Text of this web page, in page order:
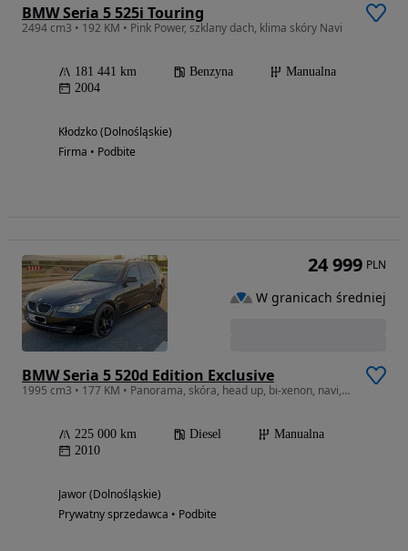
BMW Seria 5 525i Touring
2494 cm3 • 192 KM • Pink Power, szklany dach, klima skóry Navi
181 441 km Benzyna
Manualna
2004
Kłodzko (Dolnośląskie)
Firma • Podbite
BMW Seria 5 520d Edition Exclusive
1995 cm3 • 177 KM • Panorama, skóra, head up, bi-xenon, navi, Pełna opcja, Ideał !!!
225 000 km Diesel
Manualna
2010
Jawor (Dolnośląskie)
Prywatny sprzedawca • Podbite
24 999 PLN
W granicach średniej